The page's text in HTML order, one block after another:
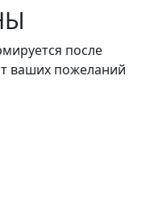
после
ваших пожеланий